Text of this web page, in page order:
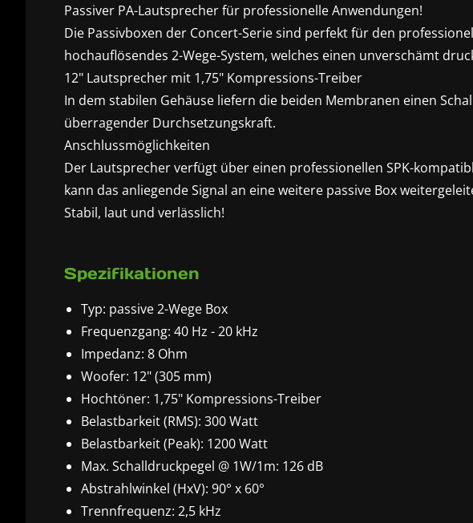
Passiver PA-Lautsprecher für professionelle Anwendungen!
Die Passivboxen der Concert-Serie sind perfekt für den
hochauflösendes 2-Wege-System, welches einen unverschämt
12" Lautsprecher mit 1,75" Kompressions-Treiber
In dem stabilen Gehäuse liefern die beiden Membranen einen
überragender Durchsetzungskraft.
Anschlussmöglichkeiten
Der Lautsprecher verfügt über einen professionellen SPK-
kann das anliegende Signal an eine weitere passive Box
Stabil, laut und verlässlich!
Spezifikationen
Typ: passive 2-Wege Box
Frequenzgang: 40 Hz - 20 kHz
Impedanz: 8 Ohm
Woofer: 12" (305 mm)
Hochtöner: 1,75" Kompressions-Treiber
Belastbarkeit (RMS): 300 Watt
Belastbarkeit (Peak): 1200 Watt
Max. Schalldruckpegel @ 1W/1m: 126 dB
Abstrahlwinkel (HxV): 90° x 60°
Trennfrequenz: 2,5 kHz